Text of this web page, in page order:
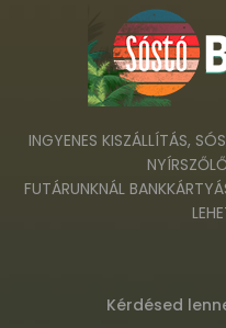
INGYENES KISZÁLLÍTÁS,
FUTÁRUNKNÁL
Kérdésed